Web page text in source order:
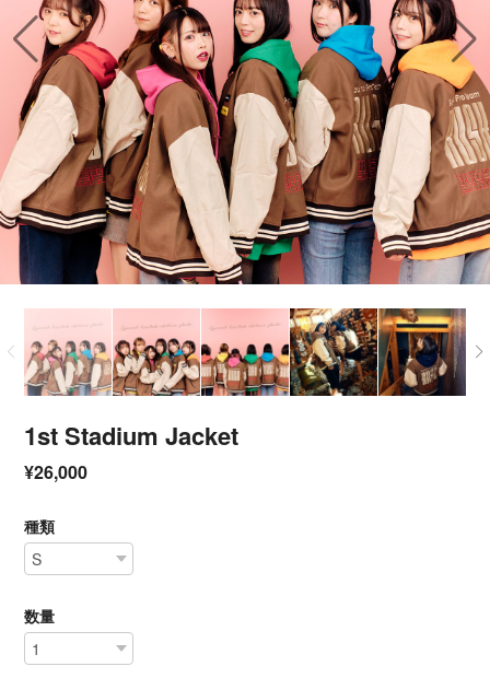
1st Stadium Jacket
¥26,000
種類
数量